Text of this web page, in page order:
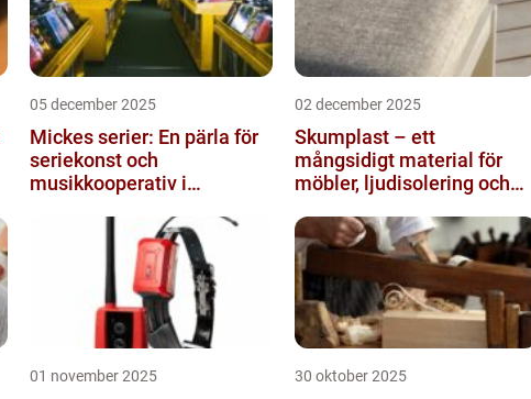
05 december 2025
Mickes serier: En pärla för
seriekonst och
musikkooperativ i
02 december 2025
Skumplast – ett
mångsidigt material för
möbler, ljudisolering och
01 november 2025 30 oktober 2025